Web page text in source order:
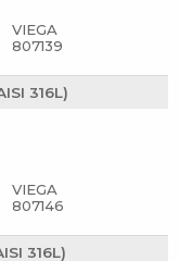
VIEGA
807139
316L)
VIEGA
807146
316L)